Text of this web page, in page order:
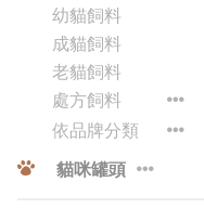
幼貓飼料
成貓飼料
老貓飼料
處方飼料
依品牌分類
貓咪罐頭